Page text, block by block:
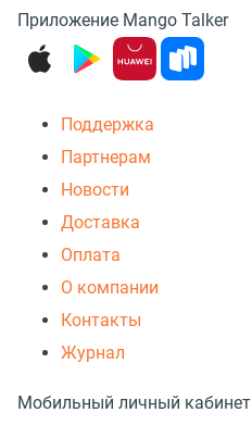
Приложение Mango Talker
Поддержка
Партнерам
Новости
Доставка
Оплата
О компании
Контакты
Журнал
Мобильный личный кабинет